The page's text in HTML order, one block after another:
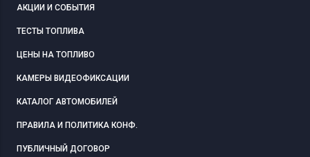
АКЦИИ И СОБЫТИЯ
ТЕСТЫ ТОПЛИВА
ЦЕНЫ НА ТОПЛИВО
КАМЕРЫ ВИДЕОФИКСАЦИИ
КАТАЛОГ АВТОМОБИЛЕЙ
ПРАВИЛА И ПОЛИТИКА КОНФ.
ПУБЛИЧНЫЙ ДОГОВОР